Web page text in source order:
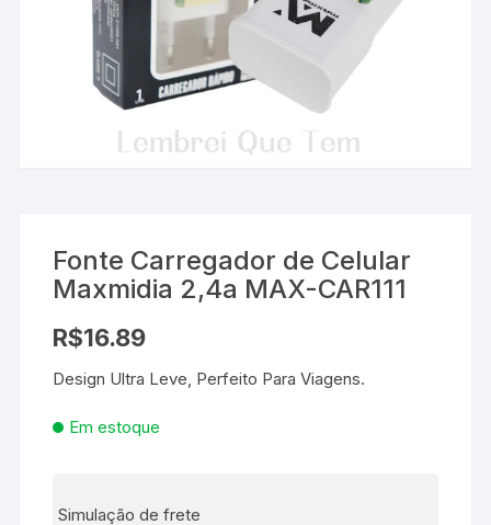
Fonte Carregador de Celular
Maxmidia 2,4a MAX-CAR111
R$16.89
Design Ultra Leve, Perfeito Para Viagens.
Em estoque
Simulação de frete